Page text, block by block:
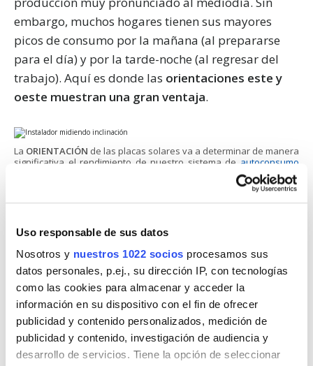
Uso responsable de sus datos
Nosotros y nuestros 1022 socios procesamos sus
datos personales, p.ej., su dirección IP, con tecnologías
como las cookies para almacenar y acceder la
información en su dispositivo con el fin de ofrecer
publicidad y contenido personalizados, medición de
publicidad y contenido, investigación de audiencia y
desarrollo de servicios. Tiene la opción de seleccionar
embargo, muchos hogares tienen sus mayores
picos de consumo por la mañana (al prepararse
para el día) y por la tarde-noche (al regresar del
trabajo). Aquí es donde las orientaciones este y
oeste muestran una gran ventaja.
La ORIENTACIÓN de las placas solares va a determinar de manera
significativa el rendimiento de nuestro sistema de autoconsumo
este comienzan a producir energía a pleno
rendimiento desde las primeras horas del
día. Esta configuración es ideal si tumayor
consumo se concentra por la mañana
permitiéndote utilizar directamente la
energía generada para el desayuno, la ducha
o poner en marcha electrodomésticos. La
pérdida de producción total respecto al sur